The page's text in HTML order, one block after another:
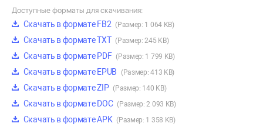
Доступные форматы для скачивания:
Скачать в формате FB2 (Размер: 1 064 KB)
Скачать в формате TXT (Размер: 245 KB)
Скачать в формате PDF (Размер: 1 799 KB)
Скачать в формате EPUB (Размер: 413 KB)
Скачать в формате ZIP (Размер: 140 KB)
Скачать в формате DOC (Размер: 2 093 KB)
Скачать в формате APK (Размер: 1 358 KB)